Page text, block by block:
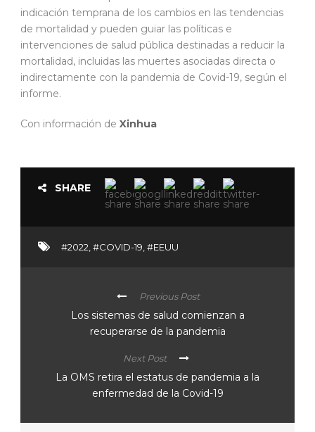
indicación temprana de los cambios en las tendencias
de mortalidad y pueden guiar las políticas e
intervenciones de salud pública destinadas a reducir la
mortalidad, incluidas las muertes asociadas directa o
indirectamente con la pandemia de Covid-19, según el
informe.
Con información de Xinhua
SHARE
#2022 #COVID-19 #EEUU
Previous Post
Los sistemas de salud comienzan a
recuperarse de la pandemia
Next Post
La OMS retira el estatus de pandemia a la
enfermedad de la Covid-19